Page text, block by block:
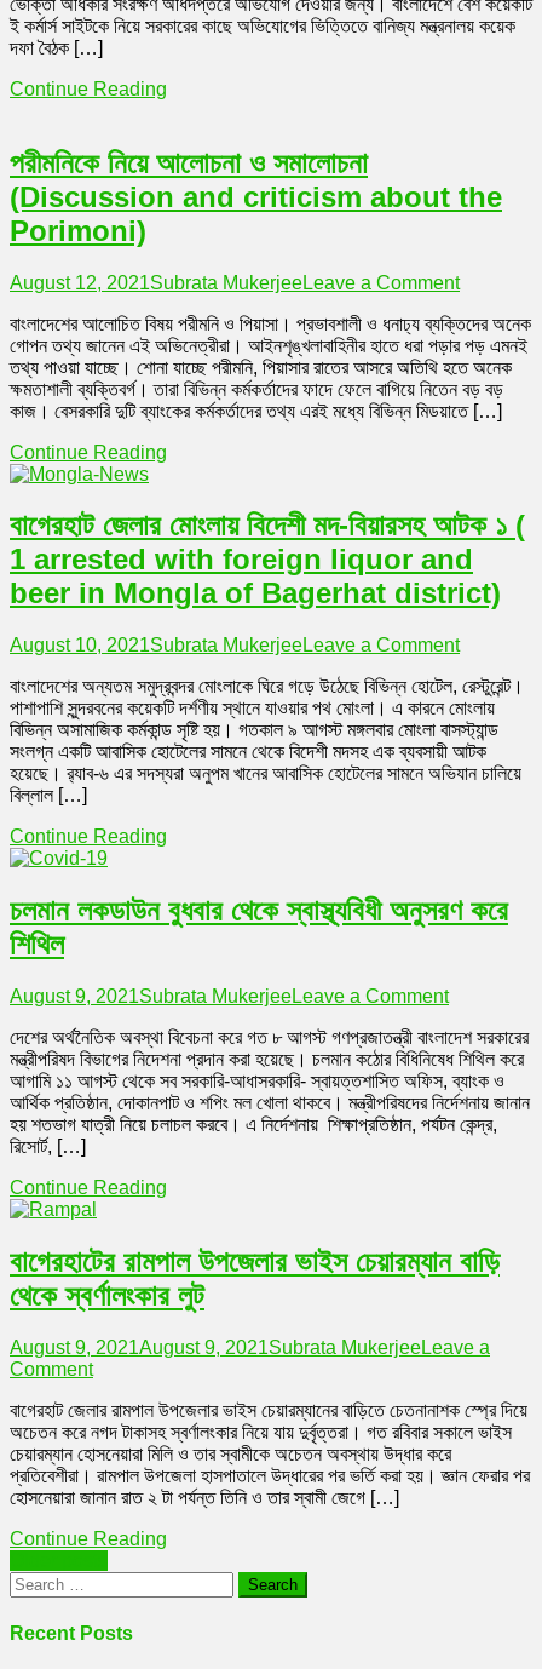
ভোক্তা
অধিকার
protection
national
consumer
rights
if
they
the
product)
ই কর্মার্স সাইটকে নিয়ে সরকারের কাছে অভিযোগের ভিত্তিতে বানিজ্য মন্ত্রনালয় কয়েক
দফা বৈঠক […]
Continue Reading
পরীমনিকে নিয়ে আলোচনা ও সমালোচনা
(Discussion and criticism about the
Porimoni)
August 12, 2021Subrata MukerjeeLeave a Commenton
নিয়ে
আলোচনা
ও
সমালোচনা
Porimoni)
বাংলাদেশের আলোচিত বিষয় পরীমনি ও পিয়াসা। প্রভাবশালী ও ধনাঢ্য ব্যক্তিদের অনেক
গোপন তথ্য জানেন এই অভিনেত্রীরা। আইনশৃঙ্খলাবাহিনীর হাতে ধরা পড়ার পড় এমনই
তথ্য পাওয়া যাচ্ছে। শোনা যাচ্ছে পরীমনি, পিয়াসার রাতের আসরে অতিথি হতে অনেক
ক্ষমতাশালী ব্যক্তিবর্গ। তারা বিভিন্ন কর্মকর্তাদের ফাদে ফেলে বাগিয়ে নিতেন বড় বড়
কাজ। বেসরকারি দুটি ব্যাংকের কর্মকর্তাদের তথ্য এরই মধ্যে বিভিন্ন মিডয়াতে […]
Continue Reading
বাগেরহাট জেলার মোংলায় বিদেশী মদ-বিয়ারসহ আটক ১ (
1 arrested with foreign liquor and
beer in Mongla of Bagerhat district)
August 10, 2021Subrata MukerjeeLeave a Commenton
জেলার
মোংলায়
বিদেশী
মদ-
বিয়ারসহ
with
foreign
Mongla
of
Bagerhat
district)
বাংলাদেশের অন্যতম সমুদ্রবন্দর মোংলাকে ঘিরে গড়ে উঠেছে বিভিন্ন হোটেল, রেস্টুরেন্ট।
পাশাপাশি সুন্দরবনের কয়েকটি দর্শণীয় স্থানে যাওয়ার পথ মোংলা। এ কারনে মোংলায়
বিভিন্ন অসামাজিক কর্মকান্ড সৃষ্টি হয়। গতকাল ৯ আগস্ট মঙ্গলবার মোংলা বাসস্ট্যান্ড
সংলগ্ন একটি আবাসিক হোটেলের সামনে থেকে বিদেশী মদসহ এক ব্যবসায়ী আটক
হয়েছে। র‌্যাব-৬ এর সদস্যরা অনুপম খানের আবাসিক হোটেলের সামনে অভিযান চালিয়ে
বিল্লাল […]
Continue Reading
চলমান লকডাউন বুধবার থেকে স্বাস্থ্যবিধী অনুসরণ করে
শিথিল
August 9, 2021Subrata MukerjeeLeave a Commenton
লকডাউন
বুধবার
থেকে
স্বাস্থ্যবিধী
অনুসরণ
দেশের অর্থনৈতিক অবস্থা বিবেচনা করে গত ৮ আগস্ট গণপ্রজাতন্ত্রী বাংলাদেশ সরকারের
মন্ত্রীপরিষদ বিভাগের নিদেশনা প্রদান করা হয়েছে। চলমান কঠোর বিধিনিষেধ শিথিল করে
আগামি ১১ আগস্ট থেকে সব সরকারি-আধাসরকারি- স্বায়ত্তশাসিত অফিস, ব্যাংক ও
আর্থিক প্রতিষ্ঠান, দোকানপাট ও শপিং মল খোলা থাকবে। মন্ত্রীপরিষদের নির্দেশনায় জানান
হয় শতভাগ যাত্রী নিয়ে চলাচল করবে। এ নির্দেশনায় শিক্ষাপ্রতিষ্ঠান, পর্যটন কেন্দ্র,
রিসোর্ট, […]
Continue Reading
বাগেরহাটের রামপাল উপজেলার ভাইস চেয়ারম্যান বাড়ি
থেকে স্বর্ণালংকার লুট
August 9, 2021August 9, 2021Subrata MukerjeeLeave a
Commenton
রামপাল
উপজেলার
ভাইস
চেয়ারম্যান
বাড়ি
স্বর্ণালংকার
বাগেরহাট জেলার রামপাল উপজেলার ভাইস চেয়ারম্যানের বাড়িতে চেতনানাশক স্প্রে দিয়ে
অচেতন করে নগদ টাকাসহ স্বর্ণালংকার নিয়ে যায় দুর্বৃত্তরা। গত রবিবার সকালে ভাইস
চেয়ারম্যান হোসনেয়ারা মিলি ও তার স্বামীকে অচেতন অবস্থায় উদ্ধার করে
প্রতিবেশীরা। রামপাল উপজেলা হাসপাতালে উদ্ধারের পর ভর্তি করা হয়। জ্ঞান ফেরার পর
হোসনেয়ারা জানান রাত ২ টা পর্যন্ত তিনি ও তার স্বামী জেগে […]
Continue Reading
Posts
navigation
Search
for:
Recent Posts